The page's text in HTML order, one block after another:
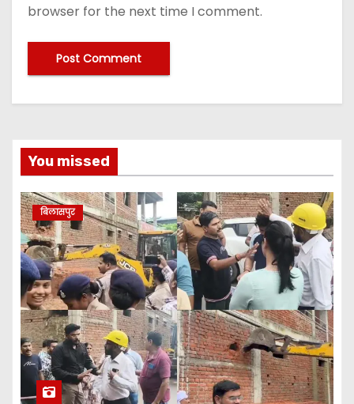
browser for the next time I comment.
You missed
बिलासपुर